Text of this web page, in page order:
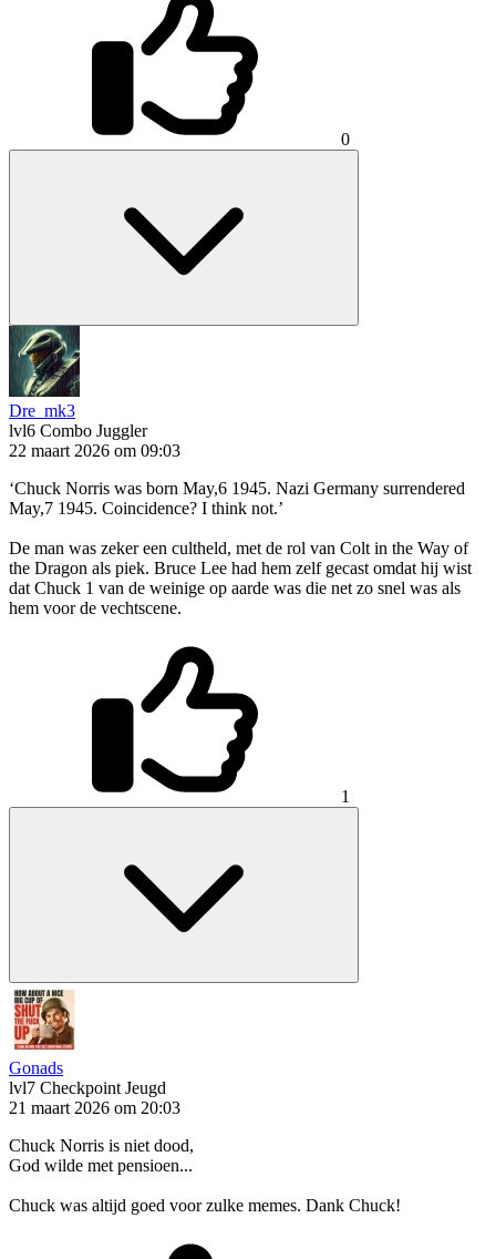
0
Dre_mk3
lvl6 Combo Juggler
22 maart 2026 om 09:03
‘Chuck Norris was born May,6 1945. Nazi Germany surrendered
May,7 1945. Coincidence? I think not.’
De man was zeker een cultheld, met de rol van Colt in the Way of
the Dragon als piek. Bruce Lee had hem zelf gecast omdat hij wist
dat Chuck 1 van de weinige op aarde was die net zo snel was als
hem voor de vechtscene.
1
Gonads
lvl7 Checkpoint Jeugd
21 maart 2026 om 20:03
Chuck Norris is niet dood,
God wilde met pensioen...
Chuck was altijd goed voor zulke memes. Dank Chuck!